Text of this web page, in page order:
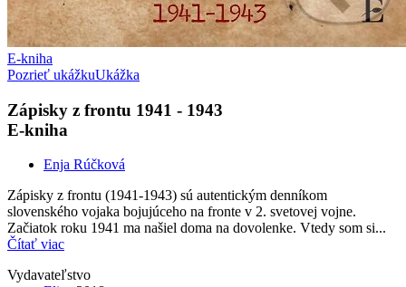
E-kniha
Pozrieť ukážkuUkážka
Zápisky z frontu 1941 - 1943
E-kniha
Enja Rúčková
Zápisky z frontu (1941-1943) sú autentickým denníkom
slovenského vojaka bojujúceho na fronte v 2. svetovej vojne.
Začiatok roku 1941 ma našiel doma na dovolenke. Vtedy som si...
Čítať viac
Vydavateľstvo